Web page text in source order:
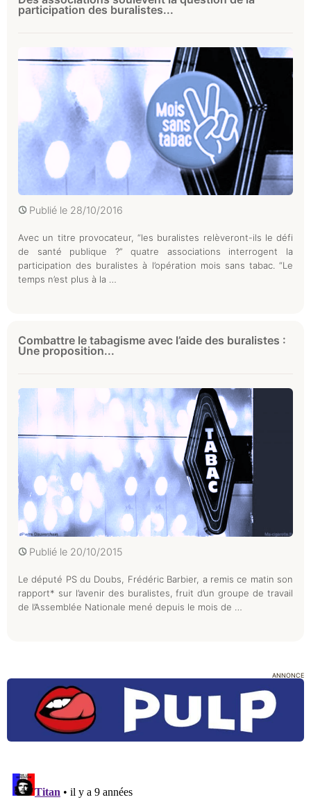
participation des buralistes...
Publié le 28/10/2016
Avec un titre provocateur, “les buralistes relèveront-ils le défi
de santé publique ?” quatre associations interrogent la
participation des buralistes à l’opération mois sans tabac. “Le
temps n’est plus à la …
Combattre le tabagisme avec l’aide des buralistes :
Une proposition...
Publié le 20/10/2015
Le député PS du Doubs, Frédéric Barbier, a remis ce matin son
rapport* sur l’avenir des buralistes, fruit d’un groupe de travail
de l’Assemblée Nationale mené depuis le mois de …
ANNONCE